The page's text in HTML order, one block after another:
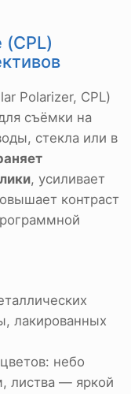
Polarizer, CPL)
съёмки на
стекла или в
, усиливает
контраст
лакированных
цветов: небо
листва — яркой